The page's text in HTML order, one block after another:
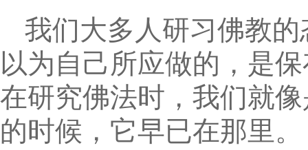
我们大多人研习佛教
以为自己所应做的，是
在研究佛法时，我们就
的时候，它早已在那里。